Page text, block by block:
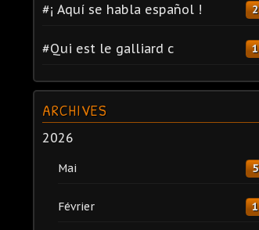
#¡ Aquí se habla español ! 2
#Qui est le galliard c 1
ARCHIVES
2026
Mai 5
Février 1